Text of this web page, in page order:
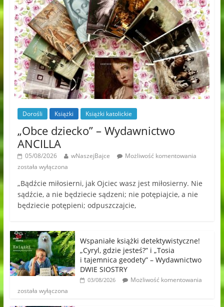
Dorośli Książki Książki katolickie
„Obce dziecko” – Wydawnictwo
ANCILLA
05/08/2026 wNaszejBajce
Możliwość komentowania
została wyłączona
„Bądźcie miłosierni, jak Ojciec wasz jest miłosierny. Nie
sądźcie, a nie będziecie sądzeni; nie potępiajcie, a nie
będziecie potępieni; odpuszczajcie,
Wspaniałe książki detektywistyczne!
„Cyryl, gdzie jesteś?” i „Tosia
i tajemnica geodety” – Wydawnictwo
DWIE SIOSTRY
03/08/2026
Możliwość komentowania
została wyłączona